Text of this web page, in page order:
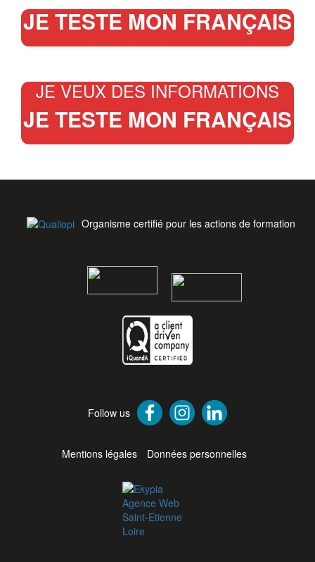
JE TESTE MON FRANÇAIS
JE VEUX DES INFORMATIONS
JE TESTE MON FRANÇAIS
Organisme certifié pour les actions de formation
Follow us
Mentions légales Données personnelles